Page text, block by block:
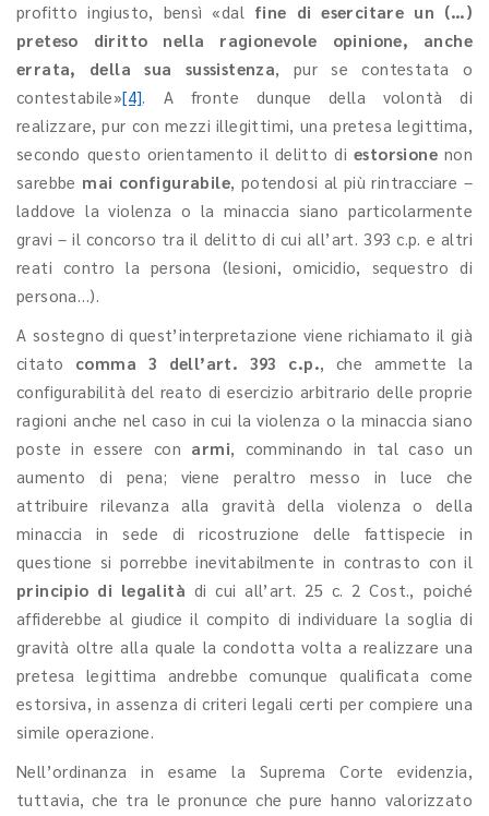
profitto ingiusto, bensì «dal fine di esercitare un (…)
preteso diritto nella ragionevole opinione, anche
errata, della sua sussistenza, pur se contestata o
contestabile»[4]. A fronte dunque della volontà di
realizzare, pur con mezzi illegittimi, una pretesa legittima,
secondo questo orientamento il delitto diestorsione non
sarebbe mai configurabile, potendosi al più rintracciare –
laddove la violenza o la minaccia siano particolarmente
gravi – il concorso tra il delitto di cui all’art. 393 c.p. e altri
reati contro la persona (lesioni, omicidio, sequestro di
persona…).
A sostegno di quest’interpretazione viene richiamato il già
citato comma 3 dell’art. 393 c.p., che ammette la
configurabilità del reato di esercizio arbitrario delle proprie
ragioni anche nel caso in cui la violenza o la minaccia siano
poste in essere con armi, comminando in tal caso un
aumento di pena; viene peraltro messo in luce che
attribuire rilevanza alla gravità della violenza o della
minaccia in sede di ricostruzione delle fattispecie in
questione si porrebbe inevitabilmente in contrasto con il
principio di legalità di cui all’art. 25 c. 2 Cost., poiché
affiderebbe al giudice il compito di individuare la soglia di
gravità oltre alla quale la condotta volta a realizzare una
pretesa legittima andrebbe comunque qualificata come
estorsiva, in assenza di criteri legali certi per compiere una
simile operazione.
Nell’ordinanza in esame la Suprema Corte evidenzia,
tuttavia, che tra le pronunce che pure hanno valorizzato